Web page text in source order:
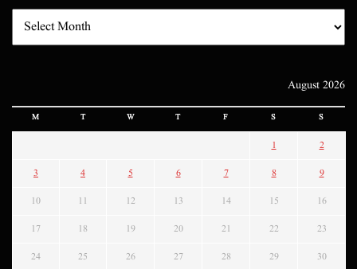
August 2026
M T W T F S S
1 2
3 4 5 6 7 8 9
10 11 12 13 14 15 16
17 18 19 20 21 22 23
24 25 26 27 28 29 30